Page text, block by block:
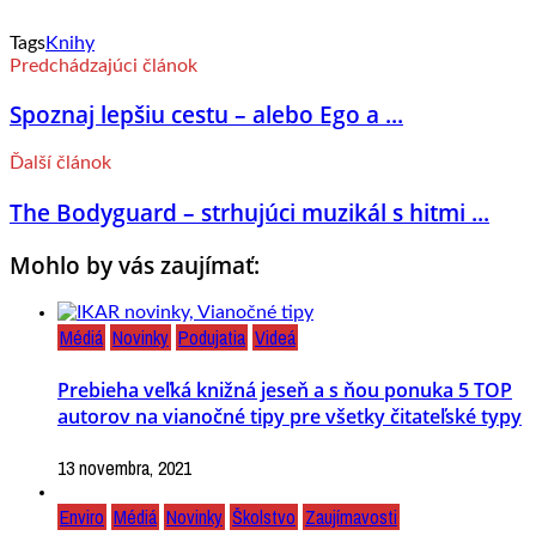
TagsKnihy
Predchádzajúci článok
Spoznaj lepšiu cestu – alebo Ego a ...
Ďalší článok
The Bodyguard – strhujúci muzikál s hitmi ...
Mohlo by vás zaujímať:
Médiá Novinky Podujatia Videá
Prebieha veľká knižná jeseň a s ňou ponuka 5 TOP
autorov na vianočné tipy pre všetky čitateľské typy
13 novembra, 2021
Enviro Médiá Novinky Školstvo Zaujímavosti